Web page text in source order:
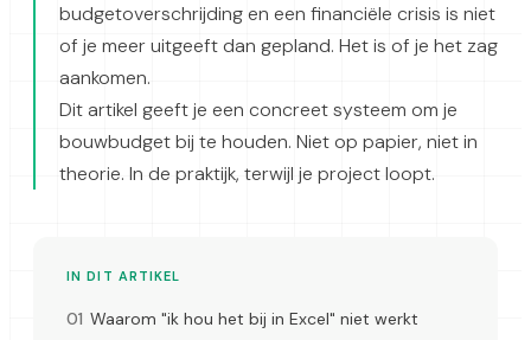
budgetoverschrijding en een financiële crisis is niet
of je meer uitgeeft dan gepland. Het is of je het zag
aankomen.
Dit artikel geeft je een concreet systeem om je
bouwbudget bij te houden. Niet op papier, niet in
theorie. In de praktijk, terwijl je project loopt.
IN DIT ARTIKEL
Waarom "ik hou het bij in Excel" niet werkt